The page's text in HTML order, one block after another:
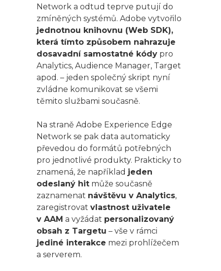
Network a odtud teprve putují do
zmíněných systémů. Adobe vytvořilo
jednotnou knihovnu (Web SDK),
která tímto způsobem nahrazuje
dosavadní samostatné kódy pro
Analytics, Audience Manager, Target
apod. – jeden společný skript nyní
zvládne komunikovat se všemi
těmito službami současně.
Na straně Adobe Experience Edge
Network se pak data automaticky
převedou do formátů potřebných
pro jednotlivé produkty. Prakticky to
znamená, že například jeden
odeslaný hit může současně
zaznamenat návštěvu v Analytics,
zaregistrovat vlastnost uživatele
v AAM a vyžádat personalizovaný
obsah z Targetu – vše v rámci
jediné interakce mezi prohlížečem
a serverem.